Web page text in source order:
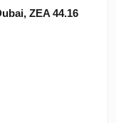
ZEA 44.16